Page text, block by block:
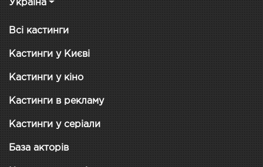
Україна
Всі кастинги
Кастинги у Києві
Кастинги у кіно
Кастинги в рекламу
Кастинги у серіали
База акторів